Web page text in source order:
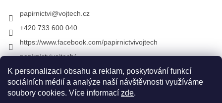
K personalizaci obsahu a reklam, poskytování funkcí
sociálních médií a analýze naší návštěvnosti využíváme
soubory cookies. Více informací zde.
papirnictvi@vojtech.cz
+420 733 600 040
https://www.facebook.com/papirnictvivojtech
papirnictvivojtech/
+420 733 600 040